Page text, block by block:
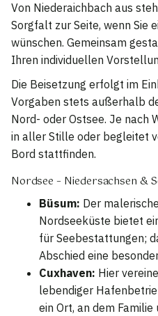
Von Niederaichbach aus
Sorgfalt zur Seite, wenn Sie
wünschen. Gemeinsam
Ihren individuellen
Die Beisetzung erfolgt im
Vorgaben stets außerhalb
Nord- oder Ostsee. Je nach
in aller Stille oder begleitet
Bord stattfinden.
Nordsee – Niedersachsen &
Büsum: Der
Nordseeküste bietet
für Seebestattungen;
Abschied eine
Cuxhaven: Hier
lebendiger
ein Ort, an dem